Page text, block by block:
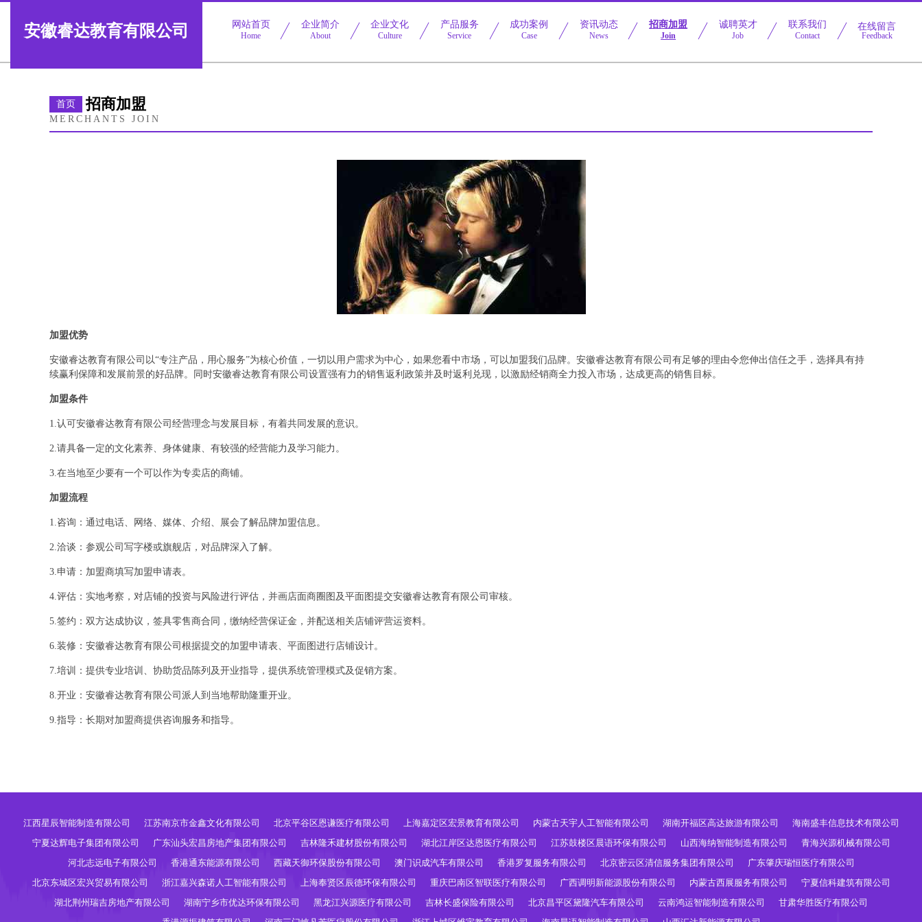
安徽睿达教育有限公司 网站首页
Home
企业简介
About
企业文化
Culture
产品服务
Service
成功案例
Case
资讯动态
News
招商加盟
Join
诚聘英才
Job
联系我们
Contact
在线留言
Feedback
首页 招商加盟
MERCHANTS JOIN
加盟优势
安徽睿达教育有限公司以“专注产品，用心服务”为核心价值，一切以用户需求为中心，如果您看中市场，可以加盟我们品牌。安徽睿达教育有限公司有足够的理由令您伸出信任之手，选择具有持
续赢利保障和发展前景的好品牌。同时安徽睿达教育有限公司设置强有力的销售返利政策并及时返利兑现，以激励经销商全力投入市场，达成更高的销售目标。
加盟条件
1.认可安徽睿达教育有限公司经营理念与发展目标，有着共同发展的意识。
2.请具备一定的文化素养、身体健康、有较强的经营能力及学习能力。
3.在当地至少要有一个可以作为专卖店的商铺。
加盟流程
1.咨询：通过电话、网络、媒体、介绍、展会了解品牌加盟信息。
2.洽谈：参观公司写字楼或旗舰店，对品牌深入了解。
3.申请：加盟商填写加盟申请表。
4.评估：实地考察，对店铺的投资与风险进行评估，并画店面商圈图及平面图提交安徽睿达教育有限公司审核。
5.签约：双方达成协议，签具零售商合同，缴纳经营保证金，并配送相关店铺评营运资料。
6.装修：安徽睿达教育有限公司根据提交的加盟申请表、平面图进行店铺设计。
7.培训：提供专业培训、协助货品陈列及开业指导，提供系统管理模式及促销方案。
8.开业：安徽睿达教育有限公司派人到当地帮助隆重开业。
9.指导：长期对加盟商提供咨询服务和指导。
江西星辰智能制造有限公司 江苏南京市金鑫文化有限公司 北京平谷区恩谦医疗有限公司 上海嘉定区宏景教育有限公司 内蒙古天宇人工智能有限公司 湖南开福区高达旅游有限公司
海南盛丰信息技术有限公司
宁夏达辉电子集团有限公司
广东汕头宏昌房地产集团有限公司 吉林隆禾建材股份有限公司 湖北江岸区达恩医疗有限公司 江苏鼓楼区晨语环保有限公司 山西海纳智能制造有限公司
青海兴源机械有限公司
河北志远电子有限公司
香港通东能源有限公司 西藏天御环保股份有限公司 澳门识成汽车有限公司 香港罗复服务有限公司 北京密云区清信服务集团有限公司
广东肇庆瑞恒医疗有限公司
北京东城区宏兴贸易有限公司
浙江嘉兴森诺人工智能有限公司 上海奉贤区辰德环保有限公司 重庆巴南区智联医疗有限公司 广西调明新能源股份有限公司 内蒙古西展服务有限公司
宁夏信科建筑有限公司
湖北荆州瑞吉房地产有限公司
湖南宁乡市优达环保有限公司 黑龙江兴源医疗有限公司 吉林长盛保险有限公司 北京昌平区黛隆汽车有限公司 云南鸿运智能制造有限公司
甘肃华胜医疗有限公司